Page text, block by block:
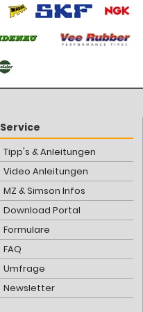
Service
Tipp's & Anleitungen
Video Anleitungen
MZ & Simson Infos
Download Portal
Formulare
FAQ
Umfrage
Newsletter